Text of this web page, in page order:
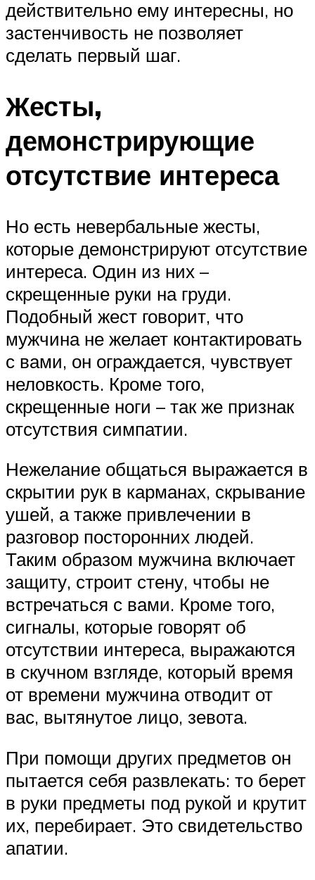
действительно ему интересны, но
застенчивость не позволяет
сделать первый шаг.
Жесты,
демонстрирующие
отсутствие интереса
Но есть невербальные жесты,
которые демонстрируют отсутствие
интереса. Один из них –
скрещенные руки на груди.
Подобный жест говорит, что
мужчина не желает контактировать
с вами, он ограждается, чувствует
неловкость. Кроме того,
скрещенные ноги – так же признак
отсутствия симпатии.
Нежелание общаться выражается в
скрытии рук в карманах, скрывание
ушей, а также привлечении в
разговор посторонних людей.
Таким образом мужчина включает
защиту, строит стену, чтобы не
встречаться с вами. Кроме того,
сигналы, которые говорят об
отсутствии интереса, выражаются
в скучном взгляде, который время
от времени мужчина отводит от
вас, вытянутое лицо, зевота.
При помощи других предметов он
пытается себя развлекать: то берет
в руки предметы под рукой и крутит
их, перебирает. Это свидетельство
апатии.